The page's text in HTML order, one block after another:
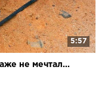
5:57
не мечтал...